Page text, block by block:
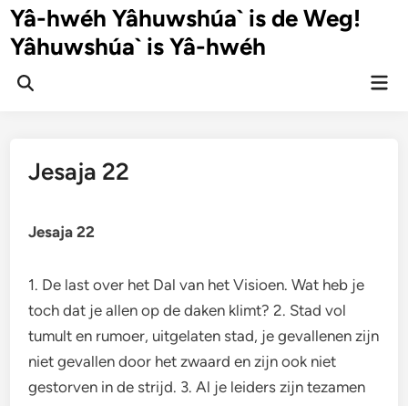
Ga
naar
inhoud
Yâ-hwéh Yâhuwshúa` is de Weg!
Yâhuwshúa` is Yâ-hwéh
Zoeken
Jesaja 22
Jesaja 22
1. De last over het Dal van het Visioen. Wat heb je
toch dat je allen op de daken klimt? 2. Stad vol
tumult en rumoer, uitgelaten stad, je gevallenen zijn
niet gevallen door het zwaard en zijn ook niet
gestorven in de strijd. 3. Al je leiders zijn tezamen